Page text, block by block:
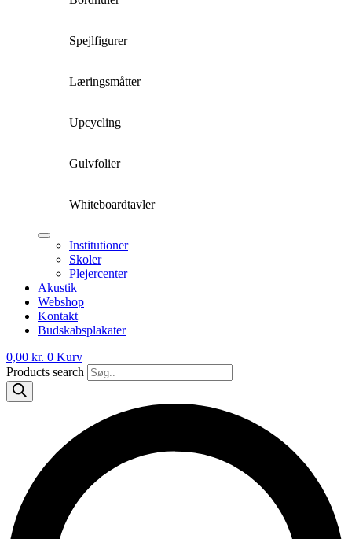
Spejlfigurer
Læringsmåtter
Upcycling
Gulvfolier
Whiteboardtavler
Institutioner
Skoler
Plejercenter
Akustik
Webshop
Kontakt
Budskabsplakater
0,00 kr. 0 Kurv
Products search